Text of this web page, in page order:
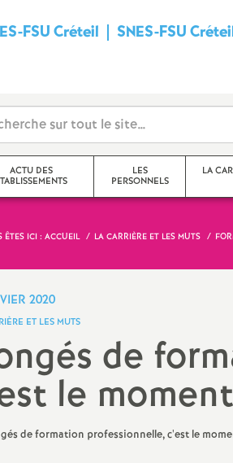
SNES-FSU
ACTU DES
Saint-Denis
LES
PERSONNELS
Professeur-e-s
documentalistes
Non-titulaires
PsyEN-EDOetDCIO
LA
promotions
ÊTES ICI : ACCUEIL LA CARRIÈRE ET LES MUTS
2020
ET LES MUTS
de
le